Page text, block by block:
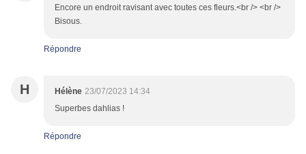
Encore un endroit ravisant avec toutes ces fleurs.<br /> <br />
Bisous.
Répondre
H Hélène 23/07/2023 14:34
Superbes dahlias !
Répondre